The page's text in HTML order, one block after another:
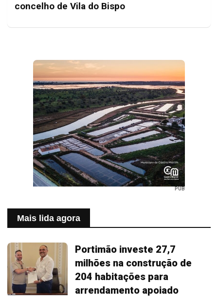
concelho de Vila do Bispo
PUB
Mais lida agora
Portimão investe 27,7
milhões na construção de
204 habitações para
arrendamento apoiado